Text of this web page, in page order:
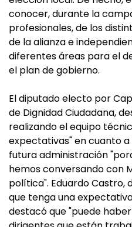
conocer, durante la
profesionales, de los
de la alianza e
diferentes áreas para el
el plan de gobierno.
El diputado electo por
de Dignidad Ciudadana,
realizando el equipo
expectativas" en cuanto
futura administración
hemos conversando con
política". Eduardo Castro,
que tenga una
destacó que "puede